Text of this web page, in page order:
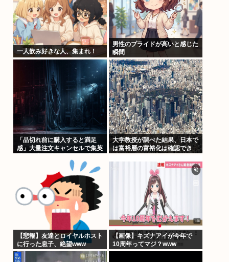
一人飲み好きな人、集まれ！
男性のプライドが高いと感じた
瞬間
「品切れ前に購入すると満足
感」大量注文キャンセルで集英
た疑いで32歳女を逮捕
大学教授が調べた結果、日本で
は富裕層の富裕化は確認でき
【悲報】友達とロイヤルホスト
に行った息子、絶望www
【画像】キズナアイが今年で
10周年ってマジ？www